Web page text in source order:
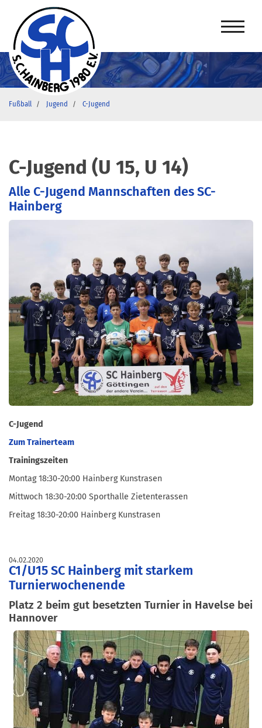
Fußball Jugend C-Jugend
C-Jugend (U 15, U 14)
Alle C-Jugend Mannschaften des SC-
Hainberg
C-Jugend
Zum Trainerteam
Trainingszeiten
Montag 18:30-20:00 Hainberg Kunstrasen
Mittwoch 18:30-20:00 Sporthalle Zietenterassen
Freitag 18:30-20:00 Hainberg Kunstrasen
04.02.2020
C1/U15 SC Hainberg mit starkem
Turnierwochenende
Platz 2 beim gut besetzten Turnier in Havelse bei
Hannover